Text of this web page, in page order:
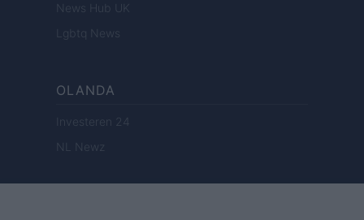
News Hub UK
Lgbtq News
OLANDA
Investeren 24
NL Newz